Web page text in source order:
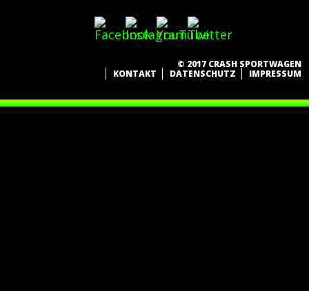
© 2017 CRASH SPORTWAGEN
KONTAKT
DATENSCHUTZ IMPRESSUM